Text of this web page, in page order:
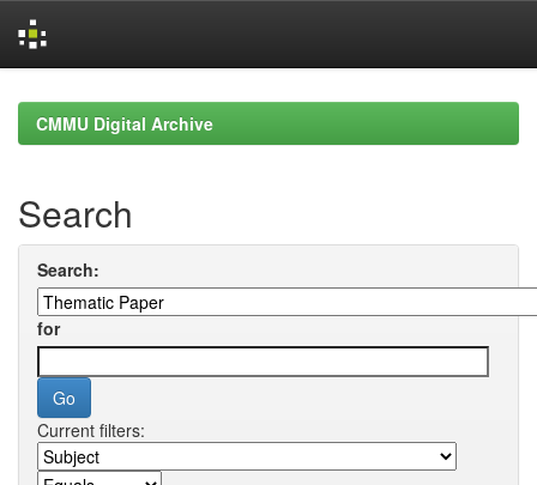
navigationCMMU Digital Archive
Search
Search:
for
Current filters: